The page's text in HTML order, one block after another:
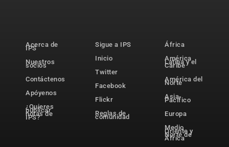
Acerca de
IPS
Nuestros
socios
Contáctenos
Apóyenos
¿Quieres
publicar
notas de
IPS?
Sigue a IPS
Inicio
Twitter
Facebook
Flickr
Reglas de
comunidad
África
América
Latina y el
Caribe
América del
Norte
Asia-
Pacífico
Europa
Medio
Oriente y
Norte de
África